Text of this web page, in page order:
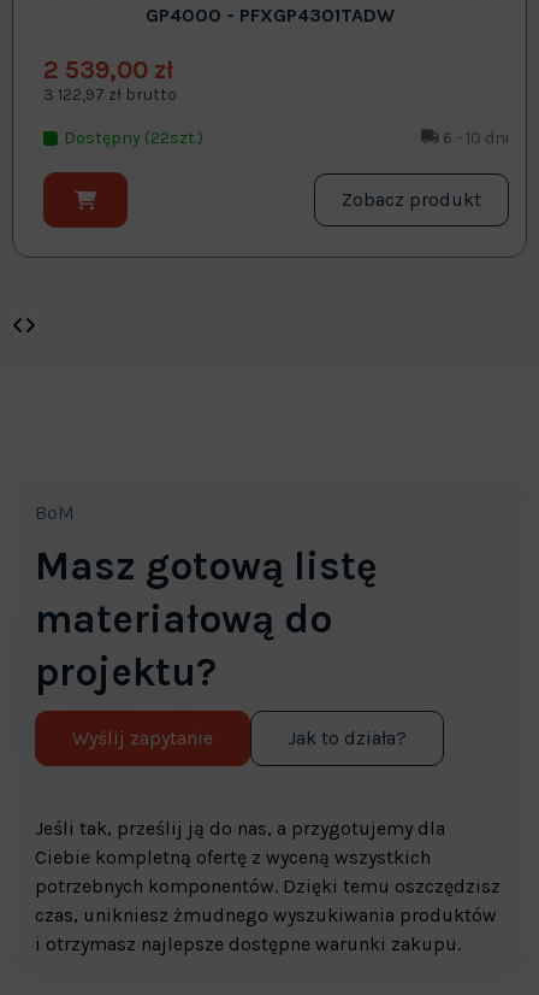
GP4000 - PFXGP4301TADW
2 539,00 zł
3 122,97 zł brutto
Dostępny (22szt.) 6 - 10 dni
Zobacz produkt
BoM
Masz gotową listę
materiałową do
projektu?
Wyślij zapytanie Jak to działa?
Jeśli tak, prześlij ją do nas, a przygotujemy dla
Ciebie kompletną ofertę z wyceną wszystkich
potrzebnych komponentów. Dzięki temu oszczędzisz
czas, unikniesz żmudnego wyszukiwania produktów
i otrzymasz najlepsze dostępne warunki zakupu.